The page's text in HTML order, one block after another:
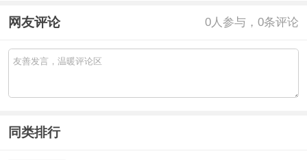
网友评论 0人参与，0条评论
同类排行